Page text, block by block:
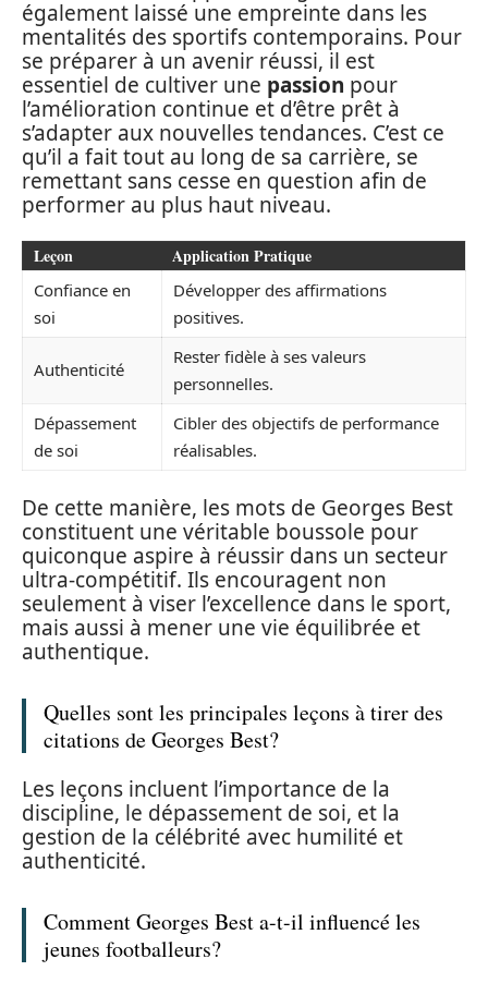
également laissé une empreinte dans les
mentalités des sportifs contemporains. Pour
se préparer à un avenir réussi, il est
essentiel de cultiver une passion pour
l’amélioration continue et d’être prêt à
s’adapter aux nouvelles tendances. C’est ce
qu’il a fait tout au long de sa carrière, se
remettant sans cesse en question afin de
performer au plus haut niveau.
Leçon Application Pratique
Confiance en
soi
Développer des affirmations
positives.
Authenticité
Rester fidèle à ses valeurs
personnelles.
Dépassement
de soi
Cibler des objectifs de performance
réalisables.
De cette manière, les mots de Georges Best
constituent une véritable boussole pour
quiconque aspire à réussir dans un secteur
ultra-compétitif. Ils encouragent non
seulement à viser l’excellence dans le sport,
mais aussi à mener une vie équilibrée et
authentique.
Quelles sont les principales leçons à tirer des
citations de Georges Best?
Les leçons incluent l’importance de la
discipline, le dépassement de soi, et la
gestion de la célébrité avec humilité et
authenticité.
Comment Georges Best a-t-il influencé les
jeunes footballeurs?